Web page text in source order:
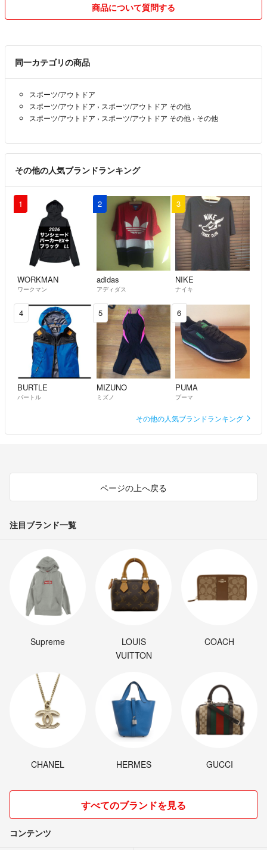
れませんが、できるだけ早めに返信します。翌日になってしまった場合
は、そっとして頂けると嬉しいです。
商品は、雑貨品ならプチプチ・新聞紙など配送時に壊れないように気を
使います。
ケースのある物や、硬い物（道具箱みたいなもの）はプチプチで軽く巻
洋服関係は、透明のビニールに入れた後、紙袋、段ボールにて配送いた
します。
値引きに関しては、良心的な価格設定を考えていますので値引きは致し
ておりません。
プロフィールを最後までお読みいただきありがとうございます。
丁寧な対応をさせていただきますので、どうぞよろしくお願いいたしま
商品について質問する
同一カテゴリの商品
スポーツ/アウトドア
スポーツ/アウトドア › スポーツ/アウトドア その他
スポーツ/アウトドア › スポーツ/アウトドア その他 › その他
その他の人気ブランドランキング
1
WORKMAN
ワークマン
2
adidas
アディダス
3
NIKE
ナイキ
4
BURTLE
バートル
5
MIZUNO
ミズノ
6
PUMA
プーマ
その他の人気ブランドランキング
ページの上へ戻る
注目ブランド一覧
Supreme
LOUIS
VUITTON
COACH
CHANEL HERMES GUCCI
すべてのブランドを見る
コンテンツ